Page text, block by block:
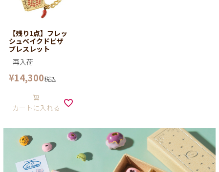
【残り1点】フレッ
シュベイクドピザ
ブレスレット
再入荷
¥14,300税込
カートに入れる